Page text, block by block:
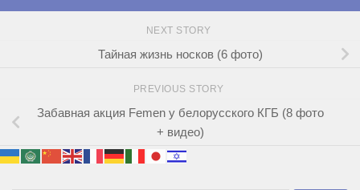
NEXT STORY
Тайная жизнь носков (6 фото)
PREVIOUS STORY
Забавная акция Femen у белорусского КГБ (8 фото
+ видео)